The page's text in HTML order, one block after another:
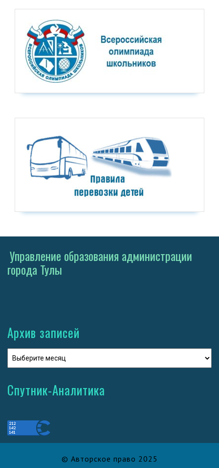
Управление образования администрации
города Тулы
Архив записей
Спутник-Аналитика
© Авторское право 2025